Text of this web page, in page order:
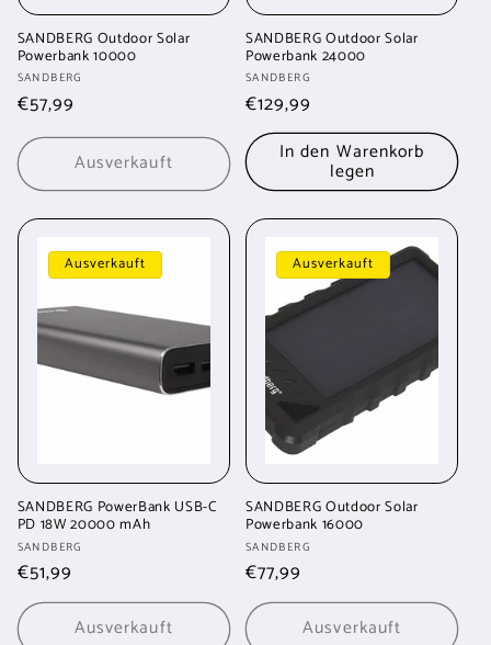
SANDBERG Outdoor Solar
Powerbank 10000
Anbieter:
SANDBERG
Normaler
Preis
€57,99
Ausverkauft
SANDBERG Outdoor Solar
Powerbank 24000
Anbieter:
SANDBERG
Normaler
Preis
€129,99
In den Warenkorb
legen
Ausverkauft
SANDBERG PowerBank USB-C
PD 18W 20000 mAh
Anbieter:
SANDBERG
Normaler
Preis
€51,99
Ausverkauft
Ausverkauft
SANDBERG Outdoor Solar
Powerbank 16000
Anbieter:
SANDBERG
Normaler
Preis
€77,99
Ausverkauft